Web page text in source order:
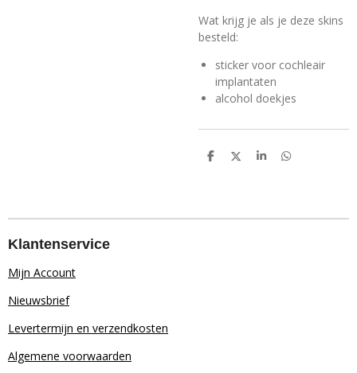
Wat krijg je als je deze skins
besteld:
sticker voor cochleair
implantaten
alcohol doekjes
D
D
S
D
Klantenservice
Mijn Account
Nieuwsbrief
Levertermijn en verzendkosten
Algemene voorwaarden